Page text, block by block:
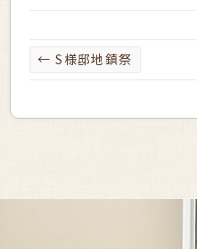
← S様邸地鎮祭